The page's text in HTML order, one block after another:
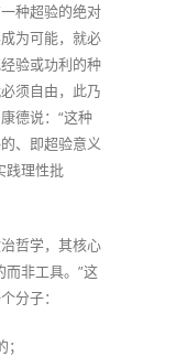
种超验的绝对
为可能，就必
验或功利的种
须自由，此乃
德说：“这种
、即超验意义
践理性批
哲学，其核心
而非工具。”这
分子：